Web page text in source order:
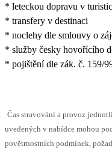
* leteckou dopravu v
* transfery v destinaci
* noclehy dle smlouvy o
* služby česky hovořícího
* pojištění dle zák. č. 159/
Čas stravování a provoz
uvedených v nabídce mohou
povětrnostních podmínek,